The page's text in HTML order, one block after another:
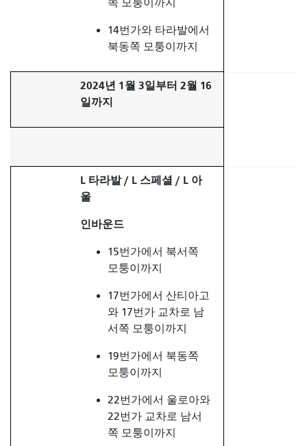
쪽 모퉁이까지
14번가와 타라발에서
북동쪽 모퉁이까지
2024년 1월 3일부터 2월 16
일까지
L 타라발 / L 스페셜 / L 아
울
인바운드
15번가에서 북서쪽
모퉁이까지
17번가에서 산티아고
와 17번가 교차로 남
서쪽 모퉁이까지
19번가에서 북동쪽
모퉁이까지
22번가에서 울로아와
22번가 교차로 남서
쪽 모퉁이까지